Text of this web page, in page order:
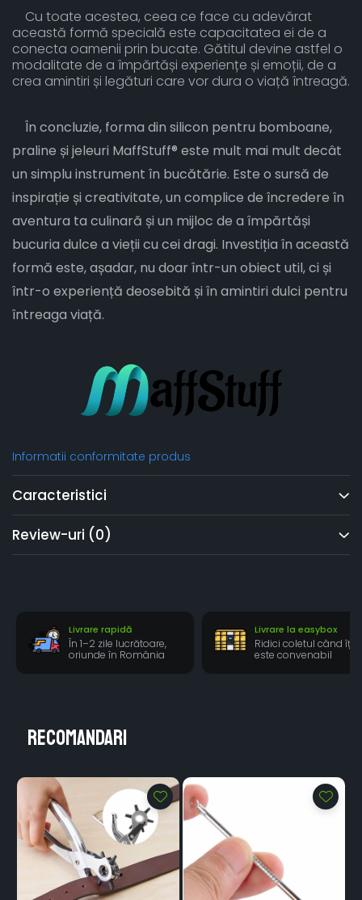
Cu toate acestea, ceea ce face cu adevărat
această formă specială este capacitatea ei de a
conecta oamenii prin bucate. Gătitul devine astfel o
modalitate de a împărtăși experiențe și emoții, de a
crea amintiri și legături care vor dura o viață întreagă.
În concluzie, forma din silicon pentru bomboane,
praline și jeleuri MaffStuff® este mult mai mult decât
un simplu instrument în bucătărie. Este o sursă de
inspirație și creativitate, un complice de încredere în
aventura ta culinară și un mijloc de a împărtăși
bucuria dulce a vieții cu cei dragi. Investiția în această
formă este, așadar, nu doar într-un obiect util, ci și
într-o experiență deosebită și în amintiri dulci pentru
întreaga viață.
Informatii conformitate produs
Caracteristici
Review-uri (0)
Livrare rapidă
În 1–2 zile lucrătoare,
oriunde în România
Livrare la easybox
Ridici coletul când îți
este convenabil
Recomandari